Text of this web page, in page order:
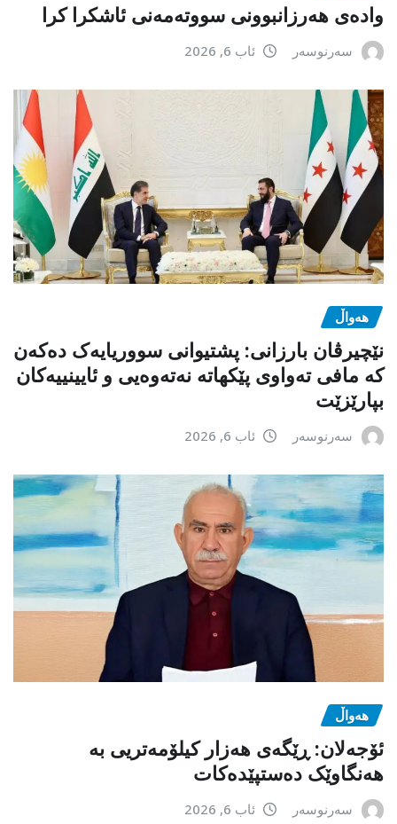
وادەی هەرزانبوونی سووتەمەنی ئاشکرا کرا
سەرنوسەر ئاب 6, 2026
هەواڵ
نێچیرڤان بارزانی: پشتیوانی سووریایەک دەکەن
کە مافی تەواوی پێکهاتە نەتەوەیی و ئایینییەکان
بپارێزێت
سەرنوسەر ئاب 6, 2026
هەواڵ
ئۆجەلان: ڕێگەی هەزار کیلۆمەتریی بە
هەنگاوێک دەستپێدەکات
سەرنوسەر ئاب 6, 2026